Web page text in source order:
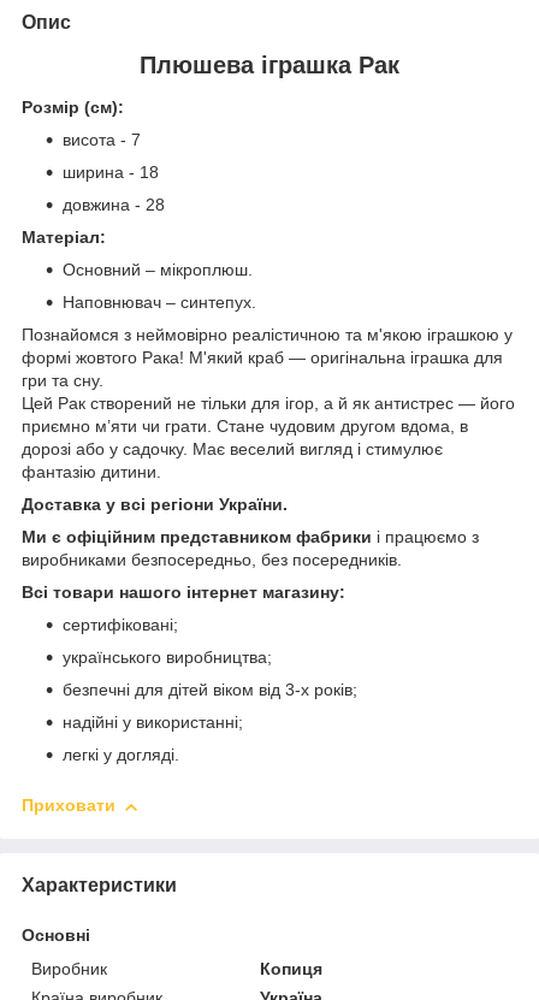
Опис
Плюшева іграшка Рак
Розмір (см):
висота - 7
ширина - 18
довжина - 28
Матеріал:
Основний – мікроплюш.
Наповнювач – синтепух.
Познайомся з неймовірно реалістичною та м'якою іграшкою у
формі жовтого Рака! М'який краб — оригінальна іграшка для
гри та сну.
Цей Рак створений не тільки для ігор, а й як антистрес — його
приємно м’яти чи грати. Стане чудовим другом вдома, в
дорозі або у садочку. Має веселий вигляд і стимулює
фантазію дитини.
Доставка у всі регіони України.
Ми є офіційним представником фабрики і працюємо з
виробниками безпосередньо, без посередників.
Всі товари нашого інтернет магазину:
сертифіковані;
українського виробництва;
безпечні для дітей віком від 3-х років;
надійні у використанні;
легкі у догляді.
Приховати
Характеристики
Основні
Виробник
Копиця